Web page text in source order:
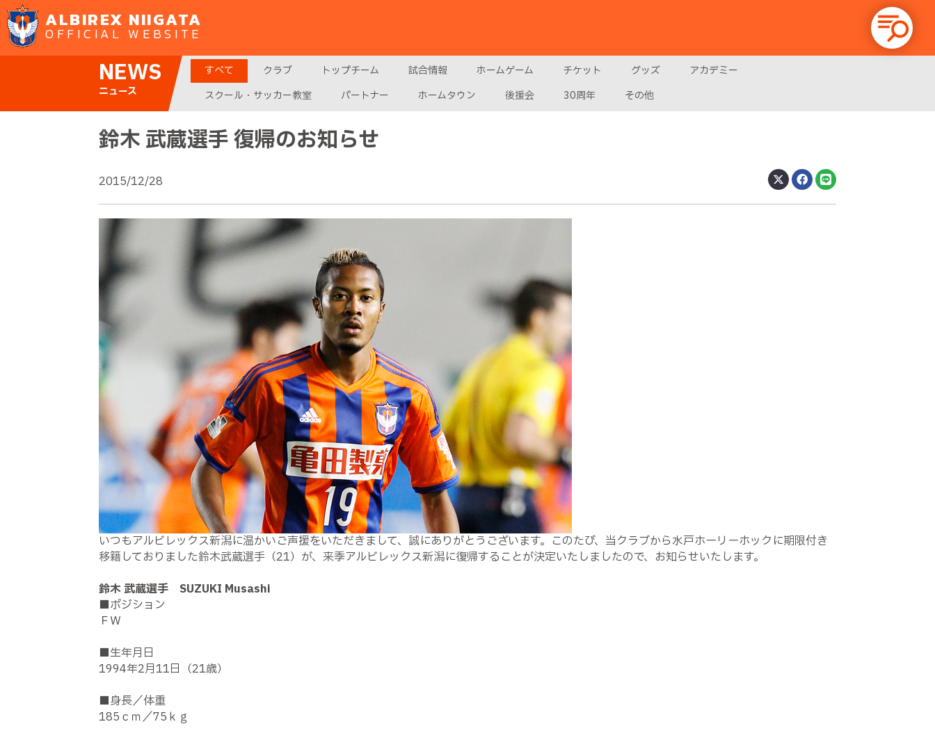
ALBIREX NIIGATA
OFFICIAL WEBSITE
NEWS
ニュース
すべて クラブ トップチーム 試合情報 ホームゲーム チケット グッズ
アカデミー
スクール・サッカー教室
パートナー ホームタウン 後援会 30周年 その他
鈴木 武蔵選手 復帰のお知らせ
2015/12/28
いつもアルビレックス新潟に温かいご声援をいただきまして、誠にありがとうございます。このたび、当クラブから水戸ホーリーホックに期限付き
移籍しておりました鈴木武蔵選手（21）が、来季アルビレックス新潟に復帰することが決定いたしましたので、お知らせいたします。
鈴木 武蔵選手 SUZUKI Musashi
■ポジション
ＦＷ
■生年月日
1994年2月11日（21歳）
■身長／体重
185ｃｍ／75ｋｇ